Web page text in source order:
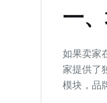
一
如果卖家
家提供了
模块，品